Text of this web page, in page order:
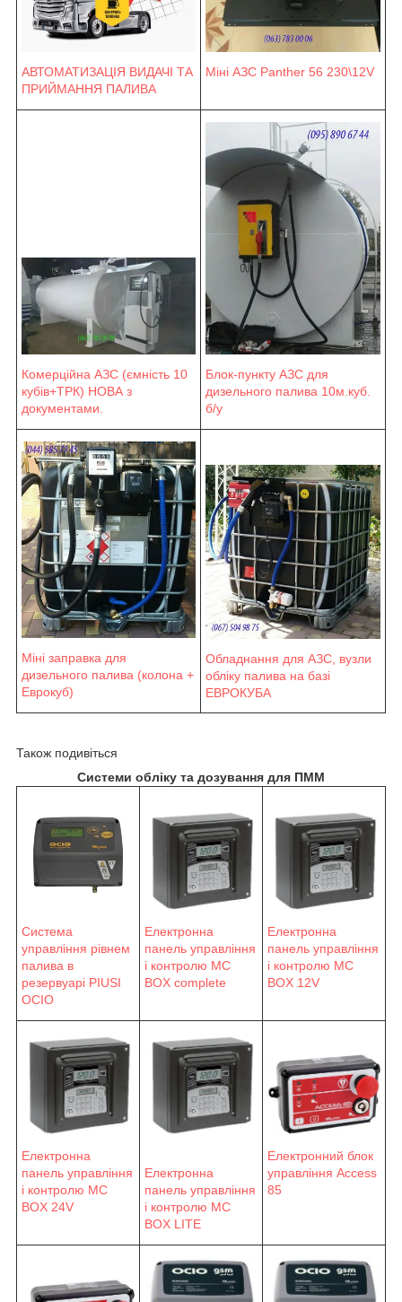
АВТОМАТИЗАЦІЯ ВИДАЧІ ТА
ПРИЙМАННЯ ПАЛИВА
Міні АЗС Panther 56 230\12V
Комерційна АЗС (ємність 10
кубів+ТРК) НОВА з
документами.
Блок-пункту АЗС для
дизельного палива 10м.куб.
б/у
Міні заправка для
дизельного палива (колона +
Еврокуб)
Обладнання для АЗС, вузли
обліку палива на базі
ЕВРОКУБА
Також подивіться
Системи обліку та дозування для ПММ
Система
управління рівнем
палива в
резервуарі PIUSI
OCIO
Електронна
панель управління
і контролю MC
BOX complete
Електронна
панель управління
і контролю MC
BOX 12V
Електронна
панель управління
і контролю MC
BOX 24V
Електронна
панель управління
і контролю MC
BOX LITE
Електронний блок
управління Access
85